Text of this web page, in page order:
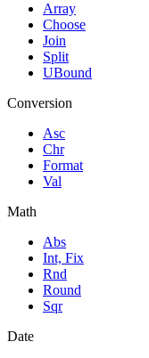
Array
Choose
Join
Split
UBound
Conversion
Asc
Chr
Format
Val
Math
Abs
Int, Fix
Rnd
Round
Sqr
Date